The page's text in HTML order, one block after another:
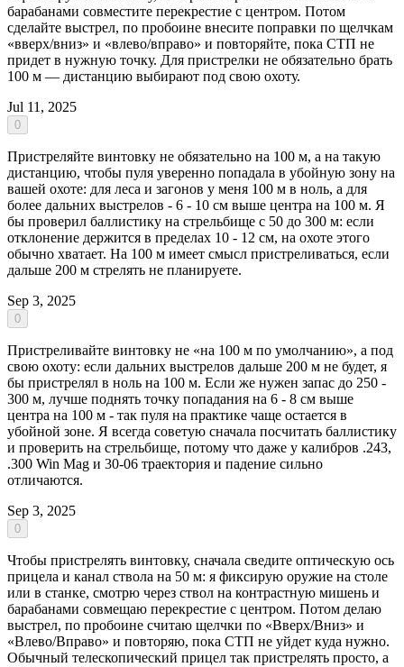
барабанами совместите перекрестие с центром. Потом
сделайте выстрел, по пробоине внесите поправки по щелчкам
«вверх/вниз» и «влево/вправо» и повторяйте, пока СТП не
придет в нужную точку. Для пристрелки не обязательно брать
100 м — дистанцию выбирают под свою охоту.
Jul 11, 2025
0
Пристреляйте винтовку не обязательно на 100 м, а на такую
дистанцию, чтобы пуля уверенно попадала в убойную зону на
вашей охоте: для леса и загонов у меня 100 м в ноль, а для
более дальних выстрелов - 6 - 10 см выше центра на 100 м. Я
бы проверил баллистику на стрельбище с 50 до 300 м: если
отклонение держится в пределах 10 - 12 см, на охоте этого
обычно хватает. На 100 м имеет смысл пристреливаться, если
дальше 200 м стрелять не планируете.
Sep 3, 2025
0
Пристреливайте винтовку не «на 100 м по умолчанию», а под
свою охоту: если дальних выстрелов дальше 200 м не будет, я
бы пристрелял в ноль на 100 м. Если же нужен запас до 250 -
300 м, лучше поднять точку попадания на 6 - 8 см выше
центра на 100 м - так пуля на практике чаще остается в
убойной зоне. Я всегда советую сначала посчитать баллистику
и проверить на стрельбище, потому что даже у калибров .243,
.300 Win Mag и 30-06 траектория и падение сильно
отличаются.
Sep 3, 2025
0
Чтобы пристрелять винтовку, сначала сведите оптическую ось
прицела и канал ствола на 50 м: я фиксирую оружие на столе
или в станке, смотрю через ствол на контрастную мишень и
барабанами совмещаю перекрестие с центром. Потом делаю
выстрел, по пробоине считаю щелчки по «Вверх/Вниз» и
«Влево/Вправо» и повторяю, пока СТП не уйдет куда нужно.
Обычный телескопический прицел так пристрелять просто, а